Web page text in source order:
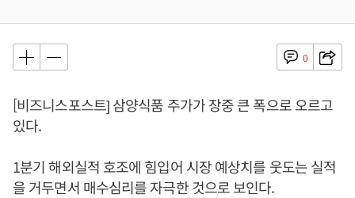
0
[비즈니스포스트] 삼양식품 주가가 장중 큰 폭으로 오르고
있다.
1분기 해외실적 호조에 힘입어 시장 예상치를 웃도는 실적
을 거두면서 매수심리를 자극한 것으로 보인다.